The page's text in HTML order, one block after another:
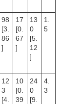
98
[3.
86
]
17
[0.
67
]
13
0
[5.
12
]
1.
5
12
3
[4.
10
[0.
39
24
0
[9.
4.
3